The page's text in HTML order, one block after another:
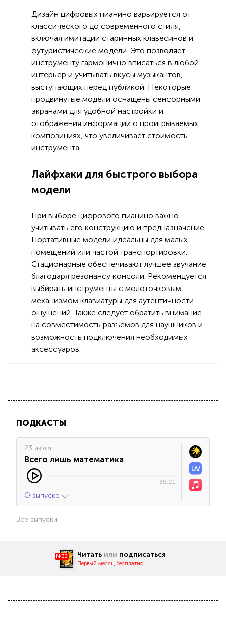
Дизайн цифровых пианино варьируется от
классического до современного стиля,
включая имитации старинных клавесинов и
футуристические модели. Это позволяет
инструменту гармонично вписаться в любой
интерьер и учитывать вкусы музыкантов,
выступающих перед публикой. Некоторые
продвинутые модели оснащены сенсорными
экранами для удобной настройки и
отображения информации о проигрываемых
композициях, что увеличивает стоимость
инструмента.
Лайфхаки для быстрого выбора
модели
При выборе цифрового пианино важно
учитывать его конструкцию и предназначение.
Портативные модели идеальны для малых
помещений или частой транспортировки.
Стационарные обеспечивают лучшее звучание
благодаря резонансу консоли. Рекомендуется
выбирать инструменты с молоточковым
механизмом клавиатуры для аутентичности
ощущений. Также следует обратить внимание
на совместимость разъемов для наушников и
возможность подключения необходимых
аксессуаров.
ПОДКАСТЫ
23 июля
Всего лишь математика
38:01
О выпуске
Все выпуски
№33 Читать или подписаться
Первый месяц бесплатно